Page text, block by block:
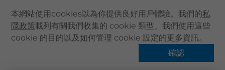
本網站使用cookies以為你提供良好用戶體驗。我們的私
隱政策載列有關我們收集的 cookie 類型、我們使用這些
cookie 的目的以及如何管理 cookie 設定的更多資訊。
確認
主頁